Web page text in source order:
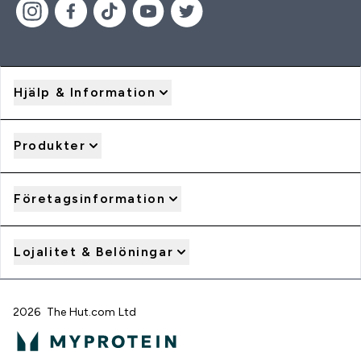
Hjälp & Information
Produkter
Företagsinformation
Lojalitet & Belöningar
2026 The Hut.com Ltd